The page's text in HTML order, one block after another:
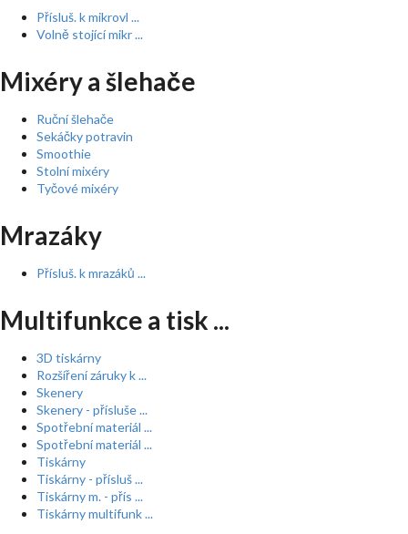
Přísluš. k mikrovl ...
Volně stojící mikr ...
Mixéry a šlehače
Ruční šlehače
Sekáčky potravin
Smoothie
Stolní mixéry
Tyčové mixéry
Mrazáky
Přísluš. k mrazáků ...
Multifunkce a tisk ...
3D tiskárny
Rozšíření záruky k ...
Skenery
Skenery - přísluše ...
Spotřební materiál ...
Spotřební materiál ...
Tiskárny
Tiskárny - přísluš ...
Tiskárny m. - přís ...
Tiskárny multifunk ...